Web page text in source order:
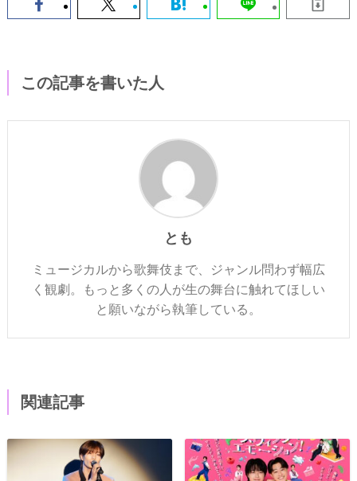
この記事を書いた人
とも
ミュージカルから歌舞伎まで、ジャンル問わず幅広
く観劇。もっと多くの人が生の舞台に触れてほしい
と願いながら執筆している。
関連記事